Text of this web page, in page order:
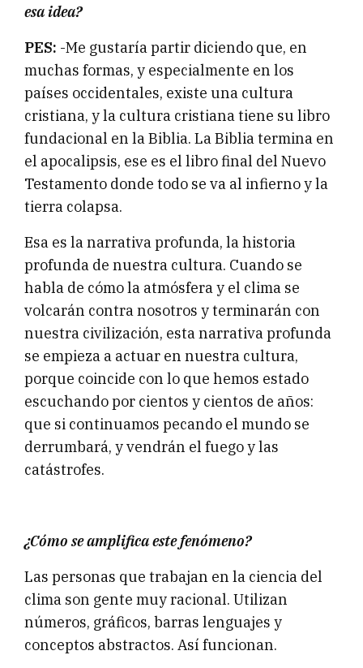
esa idea?
PES: -Me gustaría partir diciendo que, en
muchas formas, y especialmente en los
países occidentales, existe una cultura
cristiana, y la cultura cristiana tiene su libro
fundacional en la Biblia. La Biblia termina en
el apocalipsis, ese es el libro final del Nuevo
Testamento donde todo se va al infierno y la
tierra colapsa.
Esa es la narrativa profunda, la historia
profunda de nuestra cultura. Cuando se
habla de cómo la atmósfera y el clima se
volcarán contra nosotros y terminarán con
nuestra civilización, esta narrativa profunda
se empieza a actuar en nuestra cultura,
porque coincide con lo que hemos estado
escuchando por cientos y cientos de años:
que si continuamos pecando el mundo se
derrumbará, y vendrán el fuego y las
catástrofes.
¿Cómo se amplifica este fenómeno?
Las personas que trabajan en la ciencia del
clima son gente muy racional. Utilizan
números, gráficos, barras lenguajes y
conceptos abstractos. Así funcionan.